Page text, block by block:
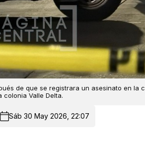
de que se registrara un asesinato en la
colonia Valle Delta.
Sáb 30 May 2026, 22:07